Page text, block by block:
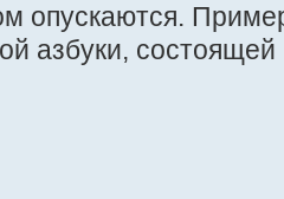
опускаются.
азбуки,